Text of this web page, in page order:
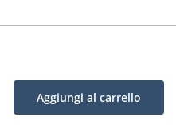
Aggiungi al carrello